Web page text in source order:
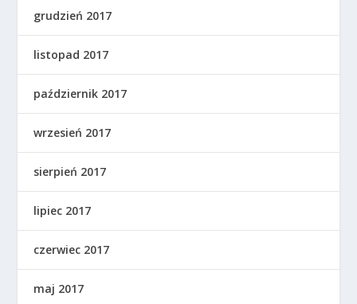
grudzień 2017
listopad 2017
październik 2017
wrzesień 2017
sierpień 2017
lipiec 2017
czerwiec 2017
maj 2017